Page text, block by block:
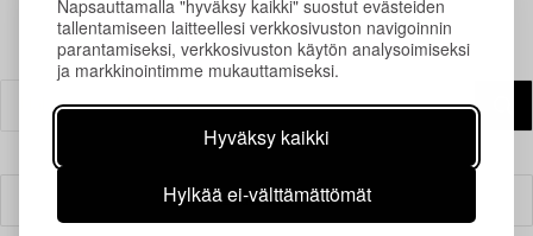
Napsauttamalla "hyväksy kaikki" suostut evästeiden
tallentamiseen laitteellesi verkkosivuston navigoinnin
parantamiseksi, verkkosivuston käytön analysoimiseksi
ja markkinointimme mukauttamiseksi.
Hyväksy kaikki
Hylkää ei-välttämättömät
Suodatin